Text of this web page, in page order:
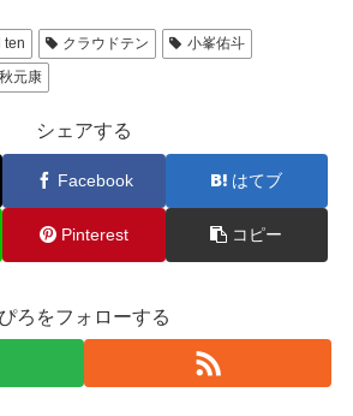
ten クラウドテン
小峯佑斗
秋元康
シェアする
Facebook はてブ
Pinterest コピー
ぴろをフォローする